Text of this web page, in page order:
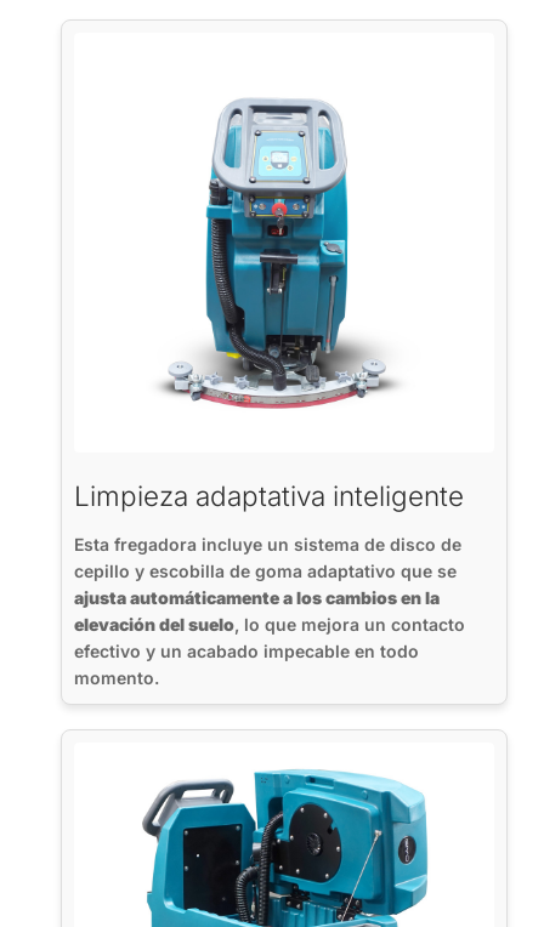
Limpieza adaptativa inteligente
Esta fregadora incluye un sistema de disco de
cepillo y escobilla de goma adaptativo que se
ajusta automáticamente a los cambios en la
elevación del suelo, lo que mejora un contacto
efectivo y un acabado impecable en todo
momento.